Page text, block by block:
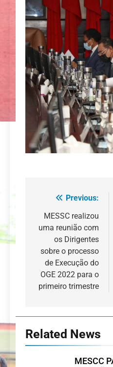
Navegação
de
artigos
Previous:
MESSC realizou
uma reunião com
os Dirigentes
sobre o processo
de Execução do
OGE 2022 para o
primeiro trimestre
Related News
MESCC